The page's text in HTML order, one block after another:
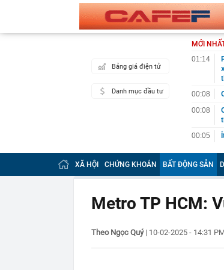
Bảng giá điện tử
Danh mục đầu tư
MỚI
01:14
00:08
00:08
00:05
00:05
00:03
XÃ HỘI CHỨNG KHOÁN BẤT ĐỘNG SẢN
Metro TP HCM:
Theo Ngọc Quý | 10-02-2025 - 14:31